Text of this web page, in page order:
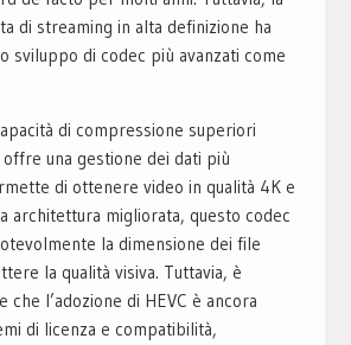
di streaming in alta definizione ha
sviluppo di codec più avanzati come
di compressione superiori
una gestione dei dati più
di ottenere video in qualità 4K e
architettura migliorata, questo codec
la dimensione dei file
la qualità visiva. Tuttavia, è
l’adozione di HEVC è ancora
di licenza e compatibilità,